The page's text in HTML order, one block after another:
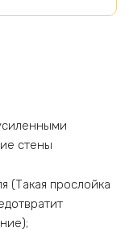
стены
(Такая прослойка